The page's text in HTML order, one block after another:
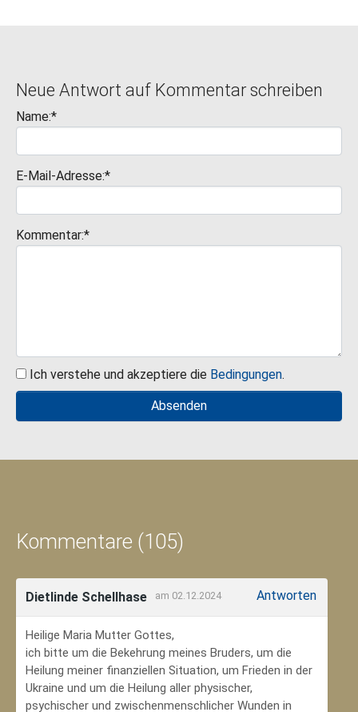
Neue Antwort auf Kommentar schreiben
Name:*
E-Mail-Adresse:*
Kommentar:*
Ich verstehe und akzeptiere die Bedingungen.
Kommentare (105)
Dietlinde Schellhase am 02.12.2024 Antworten
Heilige Maria Mutter Gottes,
ich bitte um die Bekehrung meines Bruders, um die
Heilung meiner finanziellen Situation, um Frieden in der
Ukraine und um die Heilung aller physischer,
psychischer und zwischenmenschlicher Wunden in